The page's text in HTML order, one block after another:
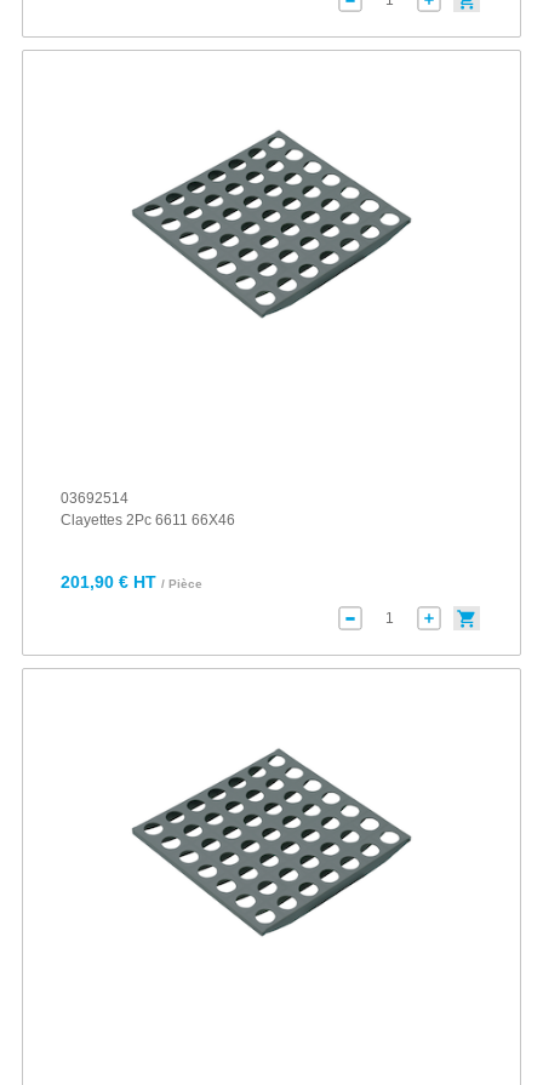
03692514
Clayettes 2Pc 6611 66X46
201,90 € HT / Pièce